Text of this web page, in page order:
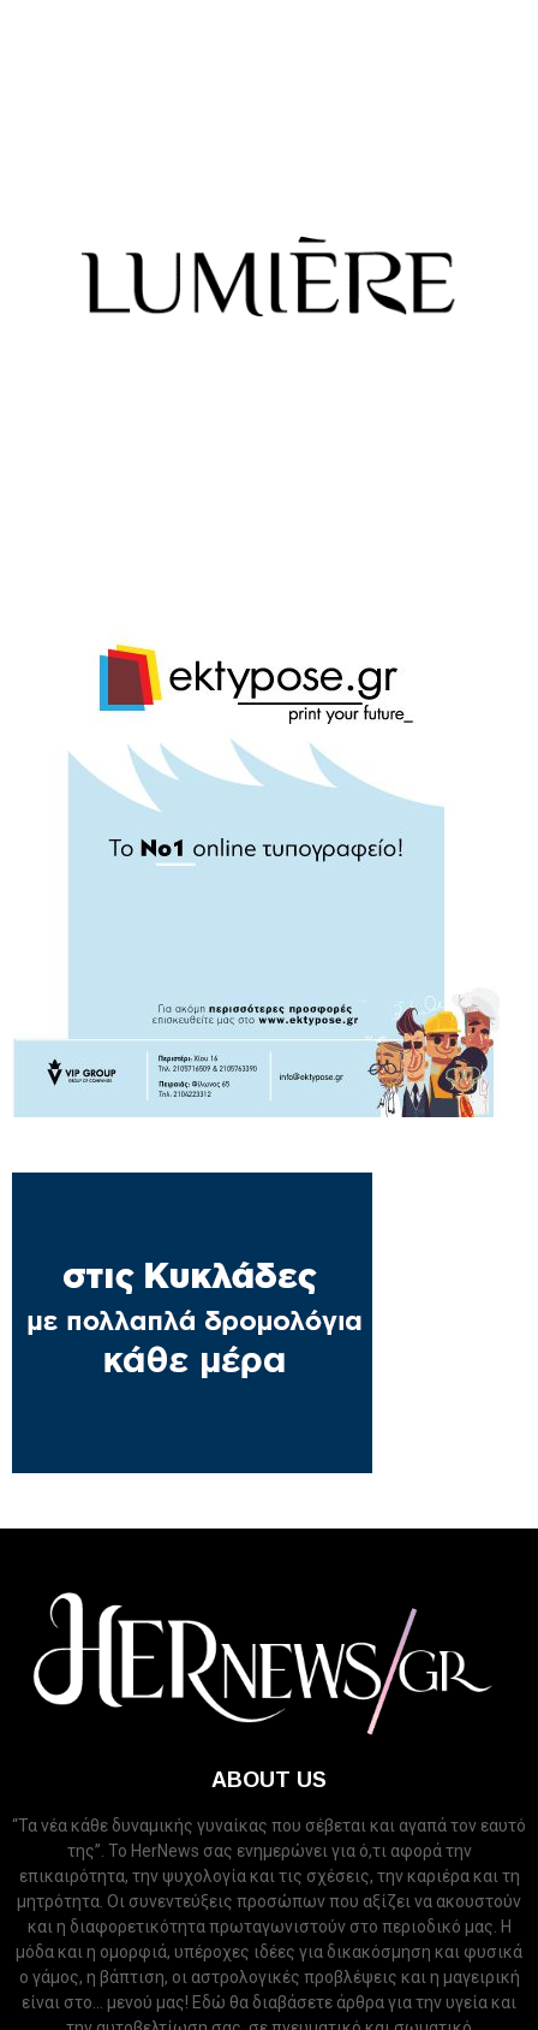
ABOUT US
“Τα νέα κάθε δυναμικής γυναίκας που σέβεται και αγαπά τον εαυτό
της”. Το HerNews σας ενημερώνει για ό,τι αφορά την
επικαιρότητα, την ψυχολογία και τις σχέσεις, την καριέρα και τη
μητρότητα. Οι συνεντεύξεις προσώπων που αξίζει να ακουστούν
και η διαφορετικότητα πρωταγωνιστούν στο περιοδικό μας. Η
μόδα και η ομορφιά, υπέροχες ιδέες για δικακόσμηση και φυσικά
ο γάμος, η βάπτιση, οι αστρολογικές προβλέψεις και η μαγειρική
είναι στο... μενού μας! Εδώ θα διαβάσετε άρθρα για την υγεία και